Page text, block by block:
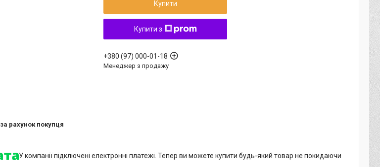
Купити
Купити з
+380 (97) 000-01-18
Менеджер з продажу
за рахунок покупця
У компанії підключені електронні платежі. Тепер ви можете купити будь-який товар не покидаючи